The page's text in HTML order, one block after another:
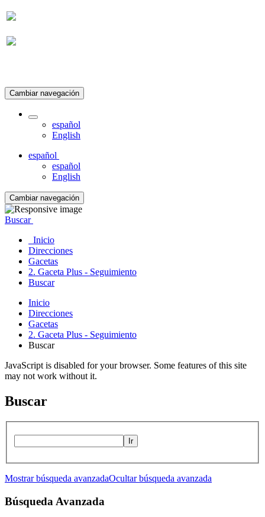
Cambiar navegación
español
English
español
español
English
Cambiar navegación
Buscar
Inicio
Direcciones
Gacetas
2. Gaceta Plus - Seguimiento
Buscar
Inicio
Direcciones
Gacetas
2. Gaceta Plus - Seguimiento
Buscar
JavaScript is disabled for your browser. Some features of this site
may not work without it.
Buscar
Ir
Mostrar búsqueda avanzadaOcultar búsqueda avanzada
Búsqueda Avanzada